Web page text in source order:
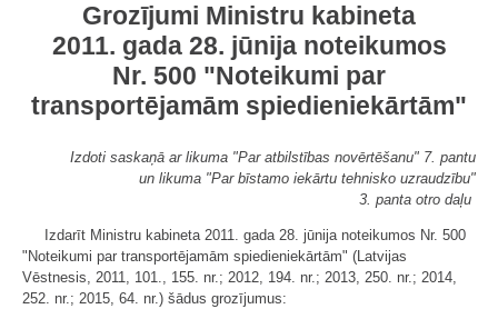
Grozījumi Ministru kabineta
2011. gada 28. jūnija noteikumos
Nr. 500 "Noteikumi par
transportējamām spiedieniekārtām"
Izdoti saskaņā ar likuma "Par atbilstības novērtēšanu" 7. pantu
un likuma "Par bīstamo iekārtu tehnisko uzraudzību"
3. panta otro daļu
Izdarīt Ministru kabineta 2011. gada 28. jūnija noteikumos Nr. 500
"Noteikumi par transportējamām spiedieniekārtām" (Latvijas
Vēstnesis, 2011, 101., 155. nr.; 2012, 194. nr.; 2013, 250. nr.; 2014,
252. nr.; 2015, 64. nr.) šādus grozījumus: